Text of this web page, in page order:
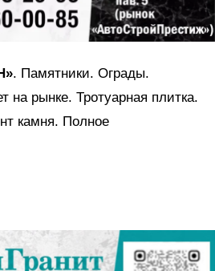
. Памятники. Ограды.
на рынке. Тротуарная плитка.
камня. Полное